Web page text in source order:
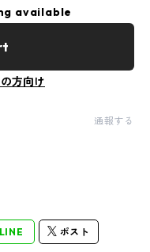
available
方向け
通報する
LINE ポスト